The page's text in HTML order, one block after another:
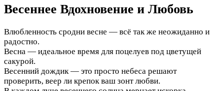
Весеннее Вдохновение и Любовь
Влюбленность сродни весне — всё так же неожиданно и
радостно.
Весна — идеальное время для поцелуев под цветущей
сакурой.
Весенний дождик — это просто небеса решают
проверить, веер ли крепок ваш зонт любви.